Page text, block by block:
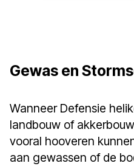
Gewas en
Wanneer Defensie
landbouw of
vooral hooveren
aan gewassen of de